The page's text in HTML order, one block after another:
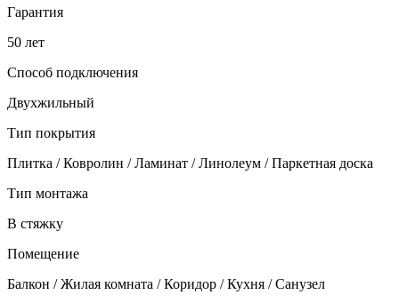
Гарантия
50 лет
Способ подключения
Двухжильный
Тип покрытия
Плитка / Ковролин / Ламинат / Линолеум / Паркетная доска
Тип монтажа
В стяжку
Помещение
Балкон / Жилая комната / Коридор / Кухня / Санузел